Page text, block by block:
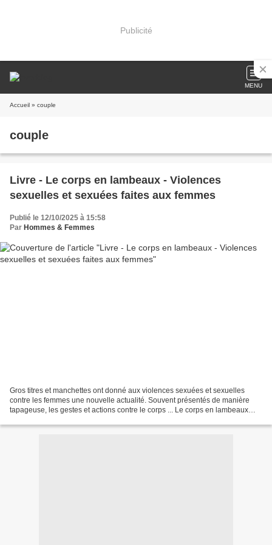
Publicité
MENU
Accueil » couple
couple
Livre - Le corps en lambeaux - Violences
sexuelles et sexuées faites aux femmes
Publié le 12/10/2025 à 15:58
Par Hommes & Femmes
Gros titres et manchettes ont donné aux violences sexuées et sexuelles
contre les femmes une nouvelle actualité. Souvent présentés de manière
tapageuse, les gestes et actions contre le corps ... Le corps en lambeaux